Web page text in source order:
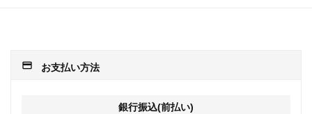
payment お支払い方法
銀行振込(前払い)